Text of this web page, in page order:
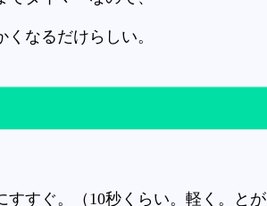
なるだけらしい。
すぐ。（10秒くらい。軽く。とが